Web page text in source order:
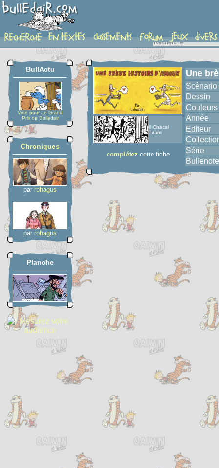
album
BullActu
Vote pour Le Grand
Prix de Bulledair
Chroniques
par rohagus
par rohagus
Planche
© Chacal
Puant
complétez cette fiche
Une
Scénario
Dessin
Couleurs
Année
Editeur
Série
Bullenote